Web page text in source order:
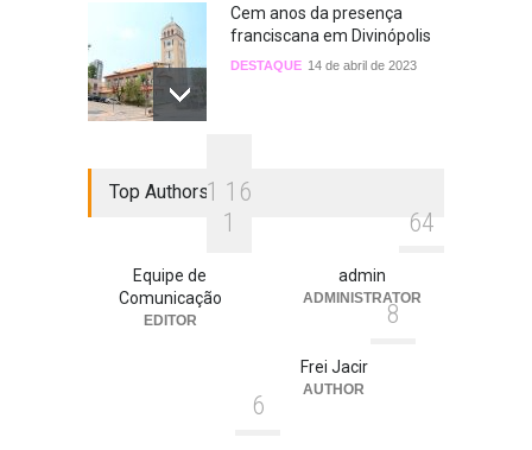
Cem anos da presença
franciscana em Divinópolis
DESTAQUE 14 de abril de 2023
celebra o dom de sua
Top Authors1 1 6
1
Equipe de
Comunicação
EDITOR
64
admin
ADMINISTRATOR
8
Frei Jacir
AUTHOR
6